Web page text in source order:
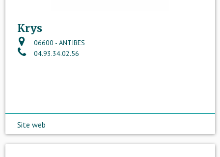
Krys
06600 - ANTIBES
04.93.34.02.56
Site web